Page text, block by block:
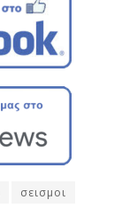
σεισμοι